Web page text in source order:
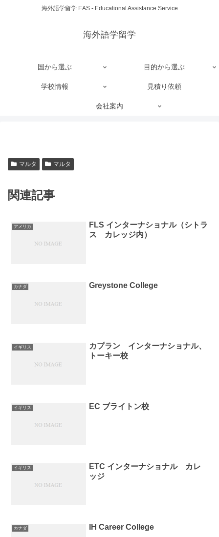
海外語学留学 EAS - Educational Assistance Service
海外語学留学
国から選ぶ 目的から選ぶ
学校情報 見積り依頼
会社案内
マルタ マルタ
関連記事
アメリカ
FLS インターナショナル（シトラ
ス カレッジ内）
カナダ Greystone College
イギリス
カプラン インターナショナル、
トーキー校
イギリス EC ブライトン校
イギリス
ETC インターナショナル カレ
ッジ
カナダ IH Career College